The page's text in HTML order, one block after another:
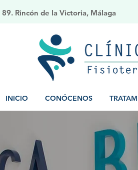
Rincón de la Victoria, Málaga
INICIO CONÓCENOS